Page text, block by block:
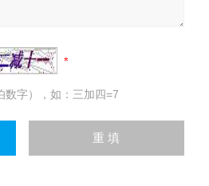
数字），如：三加四=7